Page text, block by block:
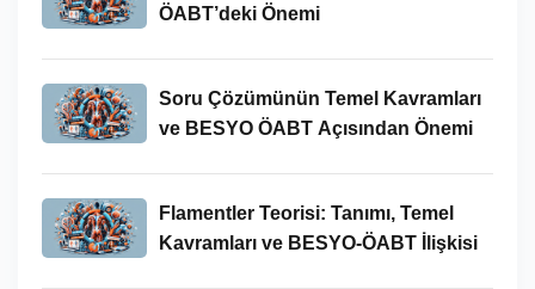
ÖABT’deki Önemi
Soru Çözümünün Temel Kavramları
ve BESYO ÖABT Açısından Önemi
Flamentler Teorisi: Tanımı, Temel
Kavramları ve BESYO-ÖABT İlişkisi